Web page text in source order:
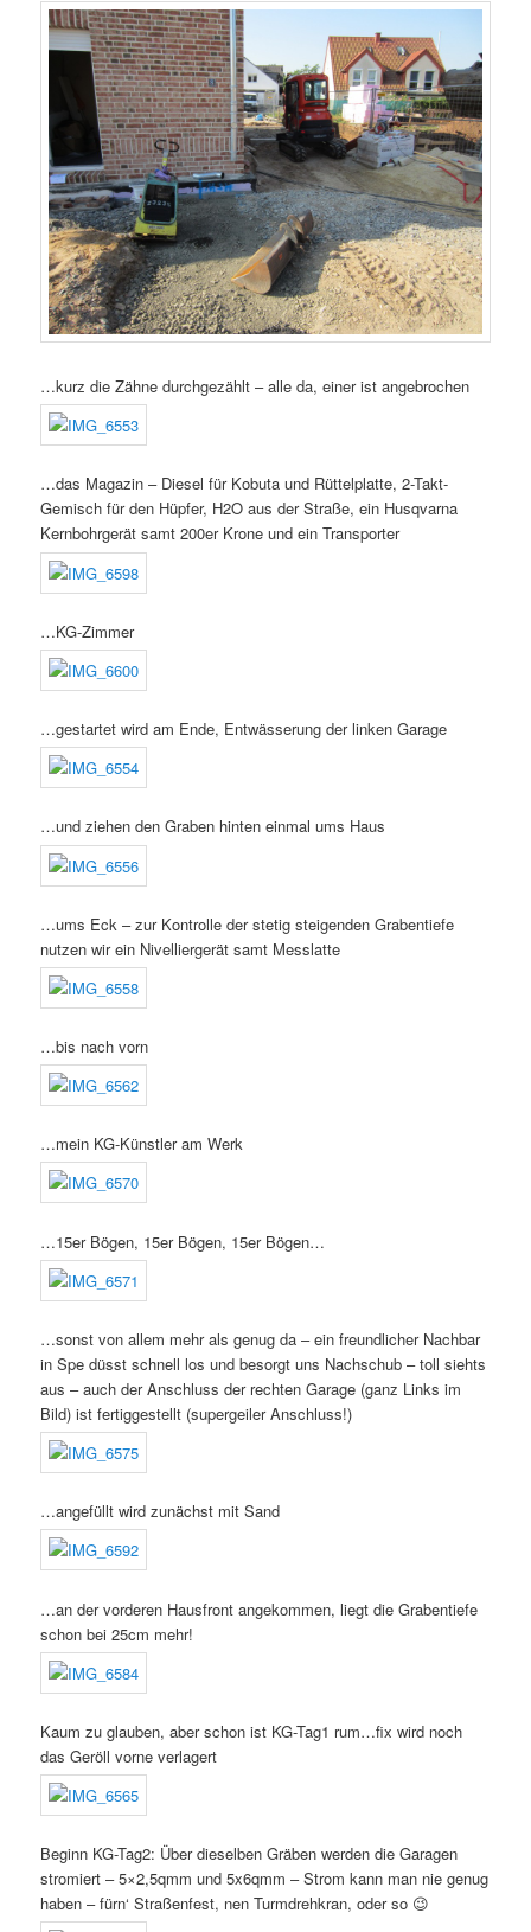
…kurz die Zähne durchgezählt – alle da, einer ist angebrochen
…das Magazin – Diesel für Kobuta und Rüttelplatte, 2-Takt-
Gemisch für den Hüpfer, H2O aus der Straße, ein Husqvarna
Kernbohrgerät samt 200er Krone und ein Transporter
…KG-Zimmer
…gestartet wird am Ende, Entwässerung der linken Garage
…und ziehen den Graben hinten einmal ums Haus
…ums Eck – zur Kontrolle der stetig steigenden Grabentiefe
nutzen wir ein Nivelliergerät samt Messlatte
…bis nach vorn
…mein KG-Künstler am Werk
…15er Bögen, 15er Bögen, 15er Bögen…
…sonst von allem mehr als genug da – ein freundlicher Nachbar
in Spe düsst schnell los und besorgt uns Nachschub – toll siehts
aus – auch der Anschluss der rechten Garage (ganz Links im
Bild) ist fertiggestellt (supergeiler Anschluss!)
…angefüllt wird zunächst mit Sand
…an der vorderen Hausfront angekommen, liegt die Grabentiefe
schon bei 25cm mehr!
Kaum zu glauben, aber schon ist KG-Tag1 rum…fix wird noch
das Geröll vorne verlagert
Beginn KG-Tag2: Über dieselben Gräben werden die Garagen
stromiert – 5×2,5qmm und 5x6qmm – Strom kann man nie genug
haben – fürn‘ Straßenfest, nen Turmdrehkran, oder so 😉